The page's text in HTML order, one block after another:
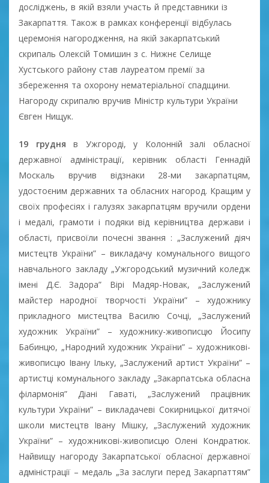
досліджень, в якій взяли участь й представники із
Закарпаття. Також в рамках конференції відбулась
церемонія нагородження, на якій закарпатський
скрипаль Олексій Томишин з с. Нижнє Селище
Хустського району став лауреатом премії за
збереження та охорону нематеріальної спадщини.
Нагороду скрипалю вручив Міністр культури України
Євген Нищук.
19 грудня в Ужгороді, у Колонній залі обласної
державної адміністрації, керівник області Геннадій
Москаль вручив відзнаки 28-ми закарпатцям,
удостоєним державних та обласних нагород. Кращим у
своїх професіях і галузях закарпатцям вручили ордени
і медалі, грамоти і подяки від керівництва держави і
області, присвоїли почесні звання : „Заслужений діяч
мистецтв України” – викладачу комунального вищого
навчального закладу „Ужгородський музичний коледж
імені Д.Є. Задора” Вірі Мадяр-Новак, „Заслужений
майстер народної творчості України” – художнику
прикладного мистецтва Василю Сочці, „Заслужений
художник України” – художнику-живописцю Йосипу
Бабинцю, „Народний художник України” – художникові-
живописцю Івану Ільку, „Заслужений артист України” –
артистці комунального закладу „Закарпатська обласна
філармонія” Діані Гаваті, „Заслужений працівник
культури України” – викладачеві Сокирницької дитячої
школи мистецтв Івану Мішку, „Заслужений художник
України” – художникові-живописцю Олені Кондратюк.
Найвищу нагороду Закарпатської обласної державної
адміністрації – медаль „За заслуги перед Закарпаттям”